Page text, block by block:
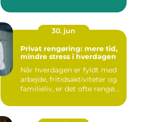
30. jun
Privat rengøring: mere tid,
mindre stress i hverdagen
Når hverdagen er fyldt med
arbejde, fritidsaktiviteter og
familieliv, er det ofte rengø...